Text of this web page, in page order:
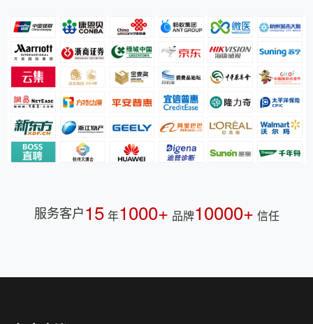
服务客户15 年1000+ 品牌10000+ 信任